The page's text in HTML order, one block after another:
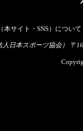
本サイト・SNS）について
人日本スポーツ協会） 〒